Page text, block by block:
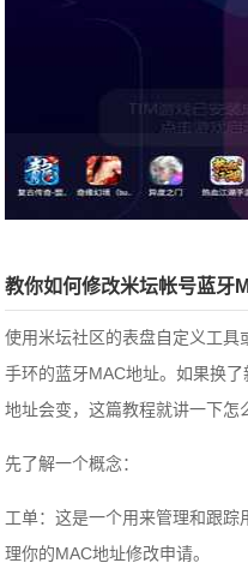
教你如何修改米坛帐号蓝牙
使用米坛社区的表盘自定义工
手环的蓝牙MAC地址。如果换
地址会变，这篇教程就讲一下怎
先了解一个概念：
工单：这是一个用来管理和跟
理你的MAC地址修改申请。